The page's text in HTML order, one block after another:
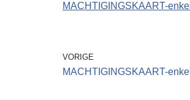
MACHTIGINGSKAART-enkel
VORIGE
MACHTIGINGSKAART-enkel